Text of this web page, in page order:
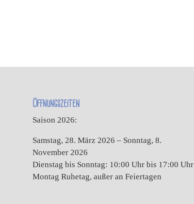
Öffnungszeiten
Saison 2026:
Samstag, 28. März 2026 – Sonntag, 8.
November 2026
Dienstag bis Sonntag: 10:00 Uhr bis 17:00 Uhr
Montag Ruhetag, außer an Feiertagen